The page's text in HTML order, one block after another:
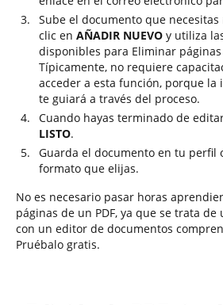
Sube el documento que
clic en AÑADIR NUEVO y utiliza
disponibles para Eliminar páginas
Típicamente, no requiere
acceder a esta función, porque
te guiará a través del proceso.
Cuando hayas terminado de
LISTO.
Guarda el documento en tu perfil
formato que elijas.
No es necesario pasar horas
páginas de un PDF, ya que se trata
con un editor de documentos
Pruébalo gratis.